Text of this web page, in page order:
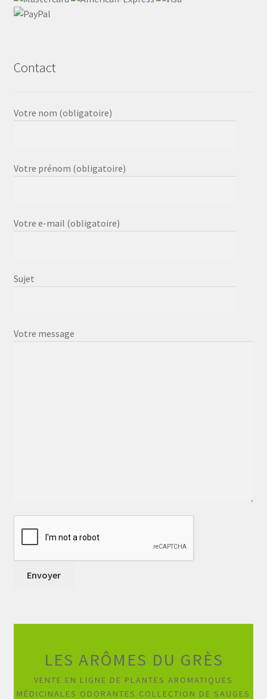
Contact
Votre nom (obligatoire)
Votre prénom (obligatoire)
Votre e-mail (obligatoire)
Sujet
Votre message
LES ARÔMES DU GRÈS
VENTE EN LIGNE DE PLANTES AROMATIQUES
MÉDICINALES ODORANTES COLLECTION DE SAUGES